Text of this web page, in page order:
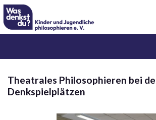
Theatrales Philosophieren bei
Denkspielplätzen